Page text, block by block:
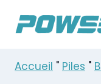
Accueil " Piles "